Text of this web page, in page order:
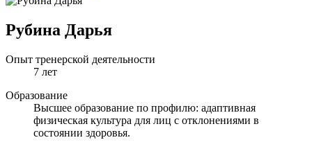
Рубина Дарья
Опыт тренерской деятельности
7 лет
Образование
Высшее образование по профилю: адаптивная
физическая культура для лиц с отклонениями в
состоянии здоровья.